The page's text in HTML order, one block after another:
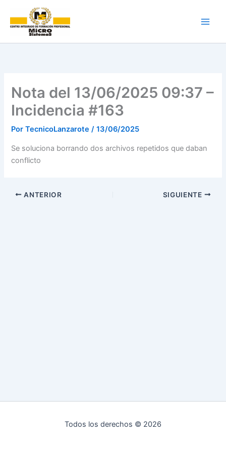
contenido
Nota del 13/06/2025 09:37 –
Incidencia #163
PorTecnicoLanzarote/13/06/2025
Se soluciona borrando dos archivos repetidos que daban
conflicto
ANTERIOR SIGUIENTE
Todos los derechos © 2026